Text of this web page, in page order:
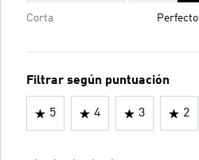
Corta Perfecto
Filtrar según puntuación
5 4 3 2